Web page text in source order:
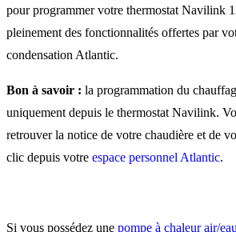
Tutoriel
Application
Cozytouch :
pour programmer votre thermostat Navilink
pleinement des fonctionnalités offertes par
condensation Atlantic.
Bon à savoir : la programmation du
uniquement depuis le thermostat Navilink.
retrouver la notice de votre chaudière et de
clic depuis votre espace personnel Atlantic.
Si vous possédez une pompe à chaleur air/eau